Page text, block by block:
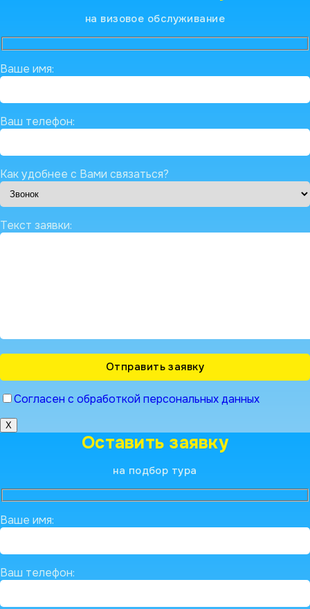
на визовое обслуживание
Ваше имя:
Ваш телефон:
Как удобнее с Вами связаться?
Текст заявки:
Согласен с обработкой персональных данных
X
Оставить заявку
на подбор тура
Ваше имя:
Ваш телефон: